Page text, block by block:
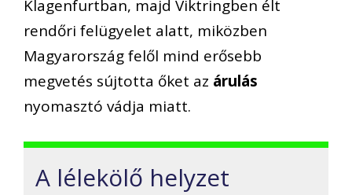
Klagenfurtban, majd Viktringben élt
rendőri felügyelet alatt, miközben
Magyarország felől mind erősebb
megvetés sújtotta őket az árulás
nyomasztó vádja miatt.
A lélekölő helyzet